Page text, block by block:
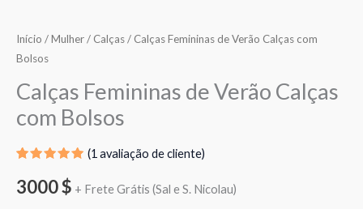
Início /Mulher/ Calças/ Calças Femininas de Verão Calças com
Bolsos
Calças Femininas de Verão Calças
com Bolsos
com5.00
em 5 com
(1 avaliação de cliente)
3000$ + Frete Grátis (Sal e S. Nicolau)